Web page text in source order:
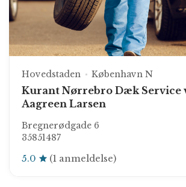
Hovedstaden København N
Kurant Nørrebro Dæk Service
Aagreen Larsen
Bregnerødgade 6
35851487
5.0 (1 anmeldelse)